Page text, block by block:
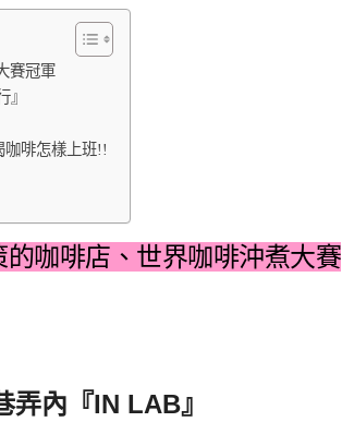
賽冠軍
』
咖啡怎樣上班!!
咖啡店、世界咖啡沖煮大賽
弄內『IN LAB』